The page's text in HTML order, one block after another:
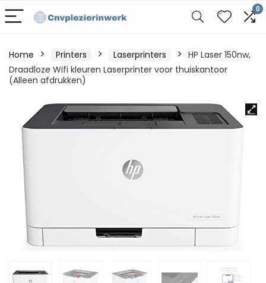
0
Home Printers Laserprinters
HP Laser 150nw,
Draadloze Wifi kleuren Laserprinter voor thuiskantoor
(Alleen afdrukken)